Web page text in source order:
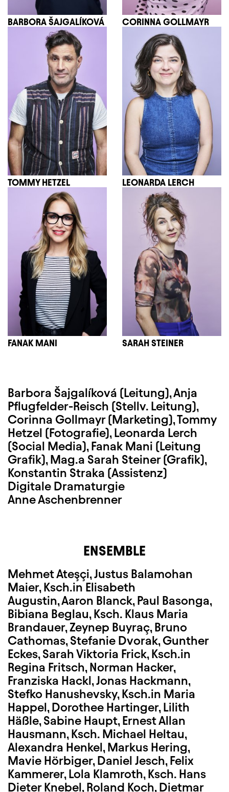
BARBORA ŠAJGALÍKOVÁ CORINNA GOLLMAYR
TOMMY HETZEL LEONARDA LERCH
FANAK MANI SARAH STEINER
Barbora Šajgalíková (Leitung), Anja
Pflugfelder-Reisch (Stellv. Leitung),
Corinna Gollmayr (Marketing), Tommy
Hetzel (Fotografie), Leonarda Lerch
(Social Media), Fanak Mani (Leitung
Grafik), Mag.a Sarah Steiner (Grafik),
Konstantin Straka (Assistenz)
Digitale Dramaturgie
Anne Aschenbrenner
ENSEMBLE
Mehmet Ateşçi, Justus Balamohan
Maier, Ksch.in Elisabeth
Augustin, Aaron Blanck, Paul Basonga,
Bibiana Beglau, Ksch. Klaus Maria
Brandauer, Zeynep Buyraç, Bruno
Cathomas, Stefanie Dvorak, Gunther
Eckes, Sarah Viktoria Frick, Ksch.in
Regina Fritsch, Norman Hacker,
Franziska Hackl, Jonas Hackmann,
Stefko Hanushevsky, Ksch.in Maria
Happel, Dorothee Hartinger, Lilith
Häßle, Sabine Haupt, Ernest Allan
Hausmann, Ksch. Michael Heltau,
Alexandra Henkel, Markus Hering,
Mavie Hörbiger, Daniel Jesch, Felix
Kammerer, Lola Klamroth, Ksch. Hans
Dieter Knebel, Roland Koch, Dietmar